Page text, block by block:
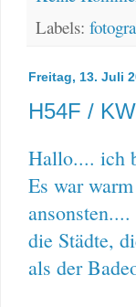
Labels:
Freitag, 13. Juli
H54F /
Hallo.... ich
Es war
die Städte,
als der